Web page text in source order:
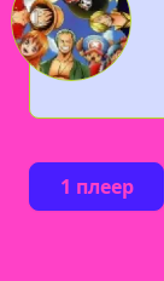
1 плеер